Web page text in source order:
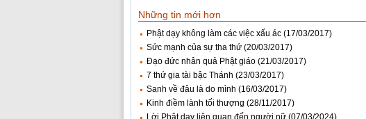
Những tin mới hơn
Phật dạy không làm các việc xấu ác (17/03/2017)
Sức mạnh của sự tha thứ (20/03/2017)
Đạo đức nhân quả Phật giáo (21/03/2017)
7 thứ gia tài bậc Thánh (23/03/2017)
Sanh về đâu là do mình (16/03/2017)
Kinh điềm lành tối thượng (28/11/2017)
Lời Phật dạy liên quan đến người nữ (07/03/2024)